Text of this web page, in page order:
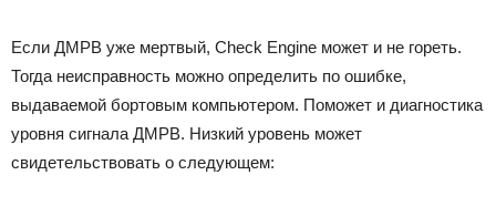
Если ДМРВ уже мертвый, Check Engine может и не гореть.
Тогда неисправность можно определить по ошибке,
выдаваемой бортовым компьютером. Поможет и диагностика
уровня сигнала ДМРВ. Низкий уровень может
свидетельствовать о следующем: